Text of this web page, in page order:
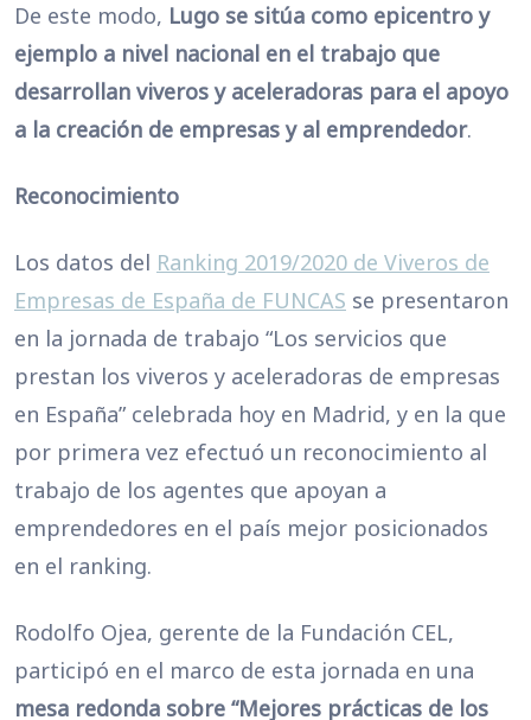
De este modo, Lugo se sitúa como epicentro y
ejemplo a nivel nacional en el trabajo que
desarrollan viveros y aceleradoras para el apoyo
a la creación de empresas y al emprendedor.
Reconocimiento
Los datos del Ranking 2019/2020 de Viveros de
Empresas de España de FUNCAS se presentaron
en la jornada de trabajo “Los servicios que
prestan los viveros y aceleradoras de empresas
en España” celebrada hoy en Madrid, y en la que
por primera vez efectuó un reconocimiento al
trabajo de los agentes que apoyan a
emprendedores en el país mejor posicionados
en el ranking.
Rodolfo Ojea, gerente de la Fundación CEL,
participó en el marco de esta jornada en una
mesa redonda sobre “Mejores prácticas de los